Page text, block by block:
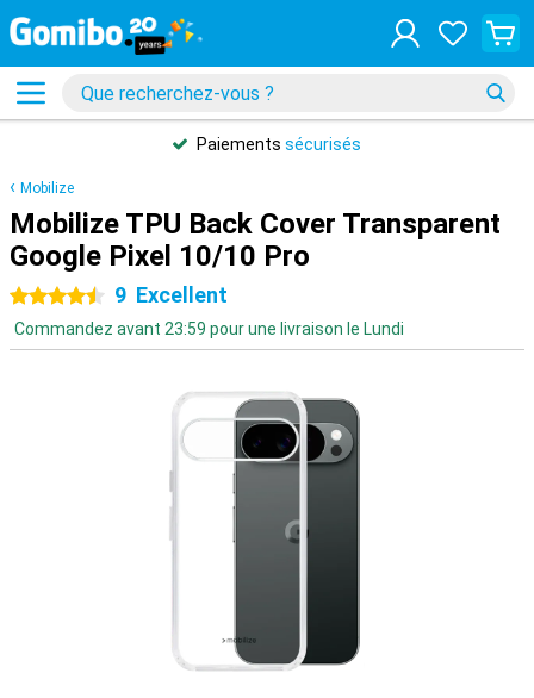
Paiements sécurisés
Mobilize
Mobilize TPU Back Cover Transparent
Google Pixel 10/10 Pro
4.5 étoiles
9 Excellent
Commandez avant 23:59 pour une livraison le Lundi